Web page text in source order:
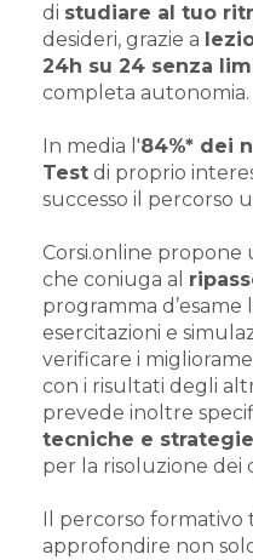
di studiare al tuo
desideri, grazie a
24h su 24 senza
completa autonomia.
In media l'84%* dei
Test di proprio
successo il percorso
Corsi.online propone
che coniuga al
programma d’esame
esercitazioni e
verificare i
con i risultati degli
prevede inoltre
tecniche e
per la risoluzione dei
Il percorso formativo
approfondire non